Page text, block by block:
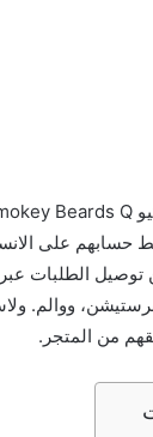
حسابهم على
توصيل الطلبات
ووالم.
من المتجر.